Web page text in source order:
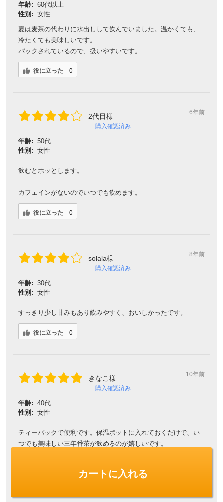
年齢: 60代以上
性別: 女性
夏は麦茶の代わりに水出しして飲んでいました。温かくても、
冷たくても美味しいです。
パックされているので、扱いやすいです。
役に立った 0
2代目様
購入確認済み
6年前
年齢: 50代
性別: 女性
飲むとホッとします。
カフェインがないのでいつでも飲めます。
役に立った 0
solala様
購入確認済み
8年前
年齢: 30代
性別: 女性
すっきり少し甘みもあり飲みやすく、おいしかったです。
役に立った 0
きなこ様
購入確認済み
10年前
年齢: 40代
性別: 女性
ティーバックで便利です。保温ポットに入れておくだけで、い
つでも美味しい三年番茶が飲めるのが嬉しいです。
カートに入れる